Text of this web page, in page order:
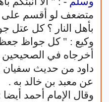
متضعف لو أقسم على
بأهل النار ؟ كل عتل
وكيع : " كل جواظ
أخرجاه في الصحيحين ،
داود من حديث سفيان
عن معبد بن خالد به .
وقال الإمام أحمد